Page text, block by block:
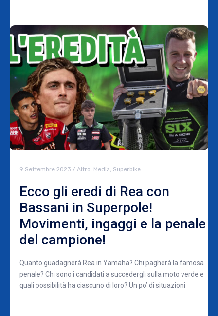
9 Settembre 2023 / Altro, Media, Superbike
Ecco gli eredi di Rea con
Bassani in Superpole!
Movimenti, ingaggi e la penale
del campione!
Quanto guadagnerà Rea in Yamaha? Chi pagherà la famosa
penale? Chi sono i candidati a succedergli sulla moto verde e
quali possibilità ha ciascuno di loro? Un po’ di situazioni